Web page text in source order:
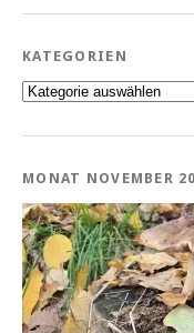
KATEGORIEN
Kategorien
MONAT NOVEMBER